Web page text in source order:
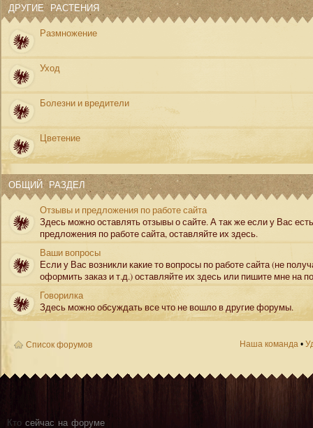
ДРУГИЕ РАСТЕНИЯ
Размножение
Уход
Болезни и вредители
Цветение
ОБЩИЙ РАЗДЕЛ
Отзывы и предложения по работе сайта
Здесь можно оставлять отзывы о сайте. А так же если у Вас есть
предложения по работе сайта, оставляйте их здесь.
Ваши вопросы
Если у Вас возникли какие то вопросы по работе сайта (не
оформить заказ и т.д.) оставляйте их здесь или пишите мне на
Говорилка
Здесь можно обсуждать все что не вошло в другие форумы.
Список форумов Наша команда •
Кто сейчас на форуме